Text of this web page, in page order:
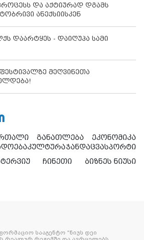
და აქტიურად დგამს
ანექსიისკენ
დაარტყეს - დაიღუპა სამი
მეღვინეთა
განათლება
ეკონომიკა
კულტურაჯანდაცვასპორტი
ჩინეთი ბიზნეს ნიუსი
სააგენტო “ნიუს დეი